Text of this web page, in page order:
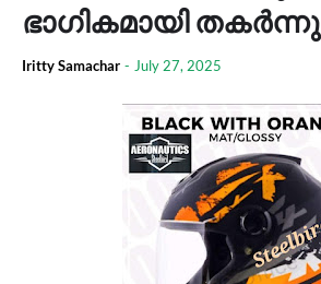
ഭാഗികമായി തകർന്നു
Iritty Samachar - July 27, 2025